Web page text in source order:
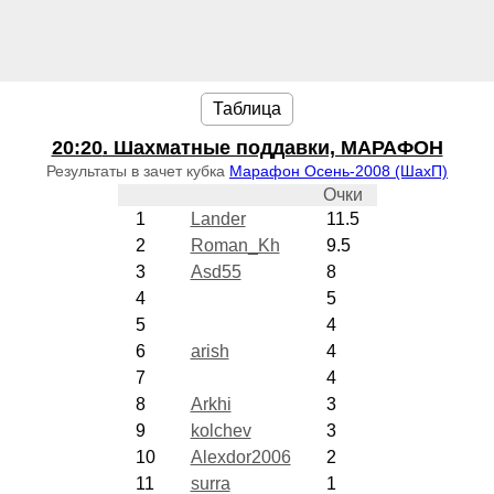
Таблица
20:20. Шахматные поддавки, МАРАФОН
Результаты в зачет кубка Марафон Осень-2008 (ШахП)
Очки
1
Lander
11.5
2
Roman_Kh
9.5
3
Asd55
8
4
5
5
4
6
arish
4
7
4
8
Arkhi
3
9
kolchev
3
10
Alexdor2006
2
11
surra 1